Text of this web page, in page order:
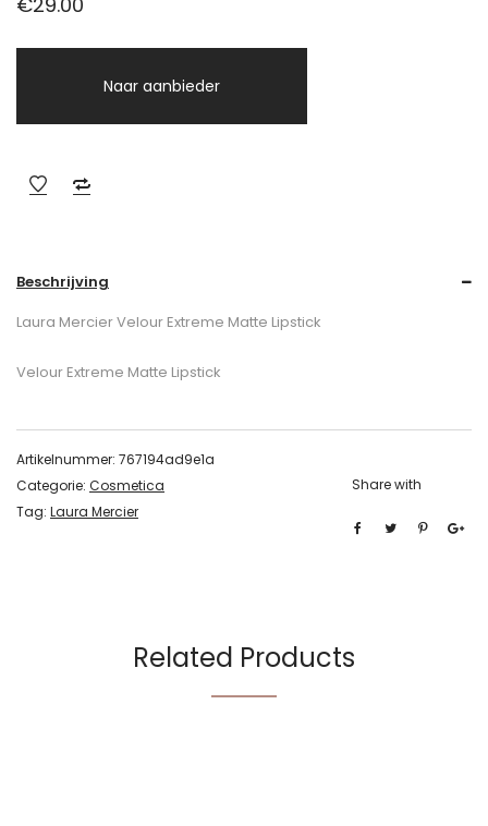
Naar aanbieder
Beschrijving
Laura Mercier Velour Extreme Matte Lipstick
Velour Extreme Matte Lipstick
Artikelnummer: 767194ad9e1a
Categorie: Cosmetica
Tag: Laura Mercier
Share with
Related Products